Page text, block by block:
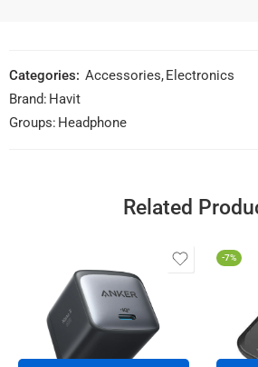
Categories: Accessories, Electronics
Brand: Havit
Groups: Headphone
Related
-7%